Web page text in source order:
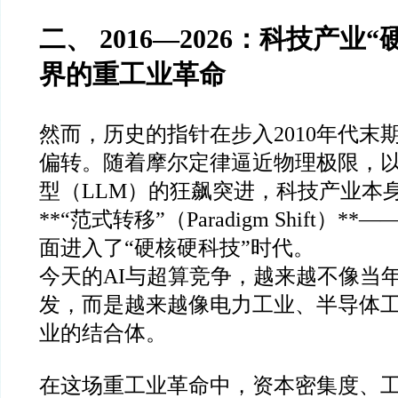
二、 2016—2026：科技产业“
界的重工业革命
然而，历史的指针在步入2010年代末
偏转。随着摩尔定律逼近物理极限，
型（LLM）的狂飙突进，科技产业本
**“范式转移”（Paradigm Shift）
面进入了“硬核硬科技”时代。
今天的AI与超算竞争，越来越不像当
发，而是越来越像电力工业、半导体
业的结合体。
在这场重工业革命中，资本密集度、